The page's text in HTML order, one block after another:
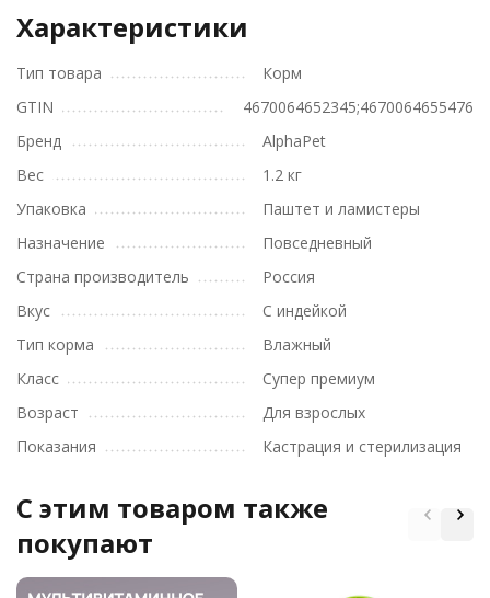
Характеристики
Тип товара
Корм
GTIN
4670064652345;4670064655476
Бренд
AlphaPet
Вес
1.2 кг
Упаковка
Паштет и ламистеры
Назначение
Повседневный
Страна производитель
Россия
Вкус
С индейкой
Тип корма
Влажный
Класс
Супер премиум
Возраст
Для взрослых
Показания
Кастрация и стерилизация
C этим товаром также
покупают